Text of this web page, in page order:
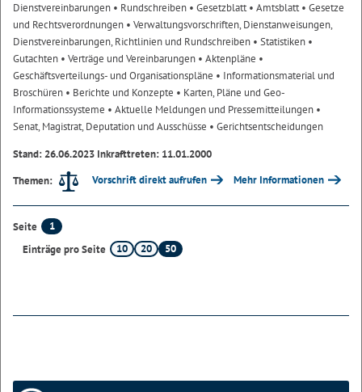
Dienstvereinbarungen • Rundschreiben • Gesetzblatt• Amtsblatt• Gesetze
und Rechtsverordnungen • Verwaltungsvorschriften, Dienstanweisungen,
Dienstvereinbarungen, Richtlinien und Rundschreiben • Statistiken •
Gutachten • Verträge und Vereinbarungen • Aktenpläne •
Geschäftsverteilungs- und Organisationspläne • Informationsmaterial und
Broschüren • Berichte und Konzepte • Karten, Pläne und Geo-
Informationssysteme • Aktuelle Meldungen und Pressemitteilungen •
Senat, Magistrat, Deputation und Ausschüsse • Gerichtsentscheidungen
Stand: 26.06.2023 Inkrafttreten: 11.01.2000
Themen:
Vorschrift direkt aufrufen Mehr Informationen
Seite
1
Einträge pro Seite
10 20 50